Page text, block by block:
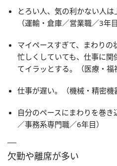
とろい人、気の利かない人は
（運輸・倉庫／営業職／3年目
マイペースすぎて、まわり
忙しくしていても、仕事に
てイラッとする。（医療・福
仕事が遅い。（機械・精密機
自分のペースにまわりを巻
／事務系専門職／6年目）
欠勤や離席が多い